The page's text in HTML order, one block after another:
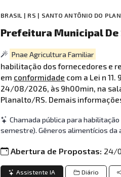
BRASIL | RS | SANTO ANTÔNIO DO
Prefeitura Municipal De
Pnae Agricultura Familiar
habilitação dos fornecedores e
em conformidade com a Lei n
24/08/2026, às 9h00min, na
Planalto/RS. Demais
Chamada pública para
semestre). Gêneros alimentícios
Abertura de Propostas: 24/
Assistente IA Diário